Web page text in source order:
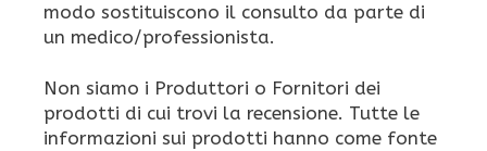
modo sostituiscono il consulto da parte di
un medico/professionista.
Non siamo i Produttori o Fornitori dei
prodotti di cui trovi la recensione. Tutte le
informazioni sui prodotti hanno come fonte